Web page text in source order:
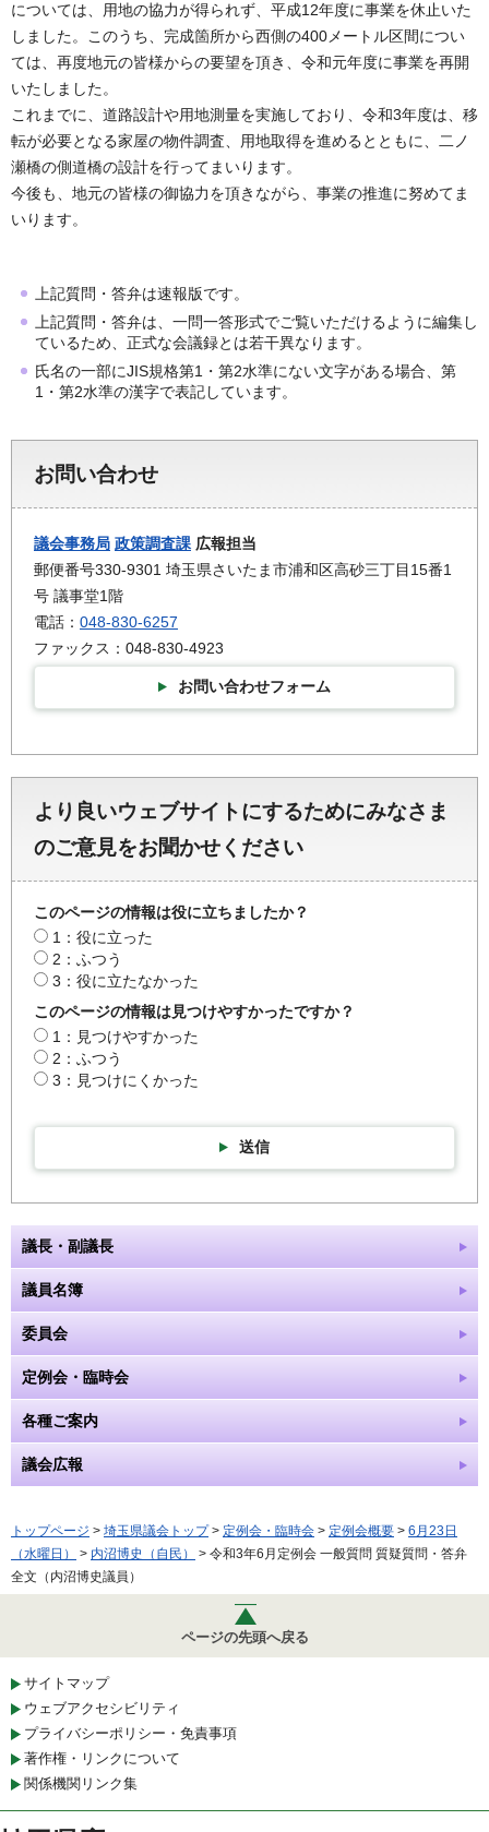
については、用地の協力が得られず、平成12年度に事業を休止いた
しました。このうち、完成箇所から西側の400メートル区間につい
ては、再度地元の皆様からの要望を頂き、令和元年度に事業を再開
いたしました。
これまでに、道路設計や用地測量を実施しており、令和3年度は、移
転が必要となる家屋の物件調査、用地取得を進めるとともに、二ノ
瀬橋の側道橋の設計を行ってまいります。
今後も、地元の皆様の御協力を頂きながら、事業の推進に努めてま
いります。
上記質問・答弁は速報版です。
上記質問・答弁は、一問一答形式でご覧いただけるように編集し
ているため、正式な会議録とは若干異なります。
氏名の一部にJIS規格第1・第2水準にない文字がある場合、第
1・第2水準の漢字で表記しています。
お問い合わせ
議会事務局 政策調査課 広報担当
郵便番号330-9301 埼玉県さいたま市浦和区高砂三丁目15番1
号 議事堂1階
電話： 048-830-6257
ファックス：048-830-4923
お問い合わせフォーム
より良いウェブサイトにするためにみなさま
のご意見をお聞かせください
このページの情報は役に立ちましたか？
1：役に立った
2：ふつう
3：役に立たなかった
このページの情報は見つけやすかったですか？
1：見つけやすかった
2：ふつう
3：見つけにくかった
送信
議長・副議長
議員名簿
委員会
定例会・臨時会
各種ご案内
議会広報
トップページ > 埼玉県議会トップ> 定例会・臨時会 > 定例会概要 > 6月23日
（水曜日）
> 内沼博史（自民）
> 令和3年6月定例会 一般質問 質疑質問・答弁
全文（内沼博史議員）
ページの先頭へ戻る
サイトマップ
ウェブアクセシビリティ
プライバシーポリシー・免責事項
著作権・リンクについて
関係機関リンク集